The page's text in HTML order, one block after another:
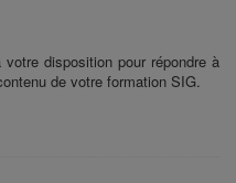
disposition pour répondre à
de votre formation SIG.